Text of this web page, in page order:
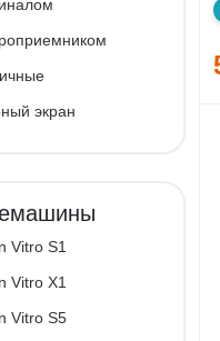
экран
Vitro S1
Vitro X1
Vitro S5